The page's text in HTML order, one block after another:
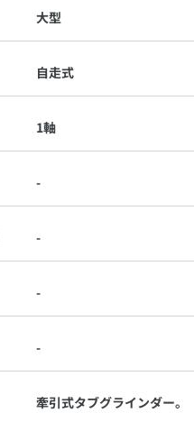
大型
自走式
1軸
-
-
-
-
牽引式タブグラインダー。